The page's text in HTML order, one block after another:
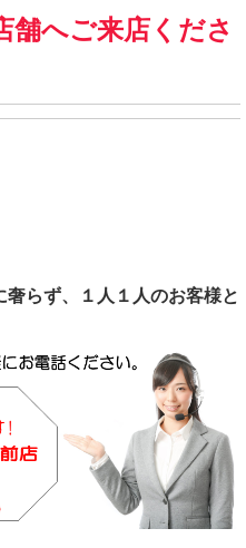
舗へご来店くださ
らず、１人１人のお客様と